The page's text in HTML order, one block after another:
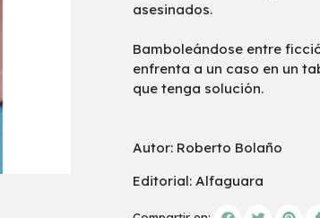
asesinados.
Bamboleándose entre
enfrenta a un caso en un
que tenga solución.
Autor: Roberto Bolaño
Editorial: Alfaguara